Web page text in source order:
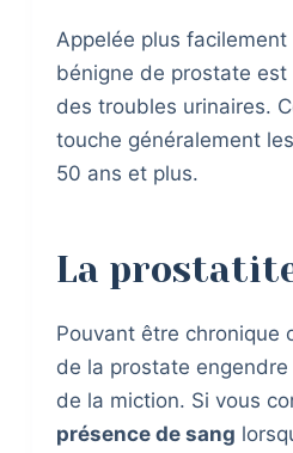
Appelée plus facilement
bénigne de prostate est
des troubles urinaires.
touche généralement
50 ans et plus.
La
Pouvant être chronique
de la prostate
de la miction. Si vous
présence de sang